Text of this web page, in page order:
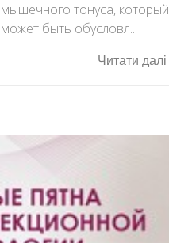
мышечного тонуса, который
может быть обусловл...
Читати далі